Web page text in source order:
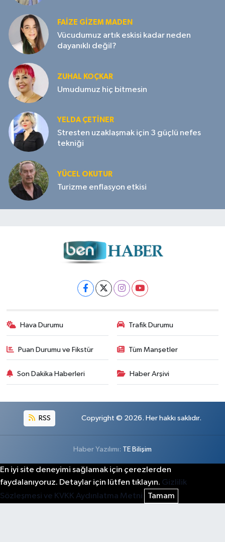
FAIZE GIZEM MADEN
Vücudumuz artık eskisi kadar neden
dayanıklı değil?
ZUHAL KOÇKAR
Umudumuz hiç bitmesin
YELDA ÇETİNER
Stresten uzaklaşmak için 3 güçlü nefes
tekniği
YÜCEL OKUTUR
Turizme enflasyon etkisi
Hava Durumu Trafik Durumu
Puan Durumu ve Fikstür Tüm Manşetler
Son Dakika Haberleri Haber Arşivi
RSS Copyright © 2026. Her hakkı saklıdır.
Haber Yazılımı: TE Bilişim
En iyi site deneyimi sağlamak için çerezlerden
faydalanıyoruz. Detaylar için lütfen tıklayın. Gizlilik
Sözleşmesi ve KVKK Aydınlatma Metni
Tamam